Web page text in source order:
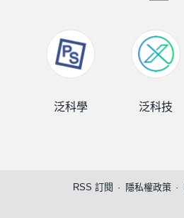
泛科學 泛科技
RSS 訂閱 隱私權政策